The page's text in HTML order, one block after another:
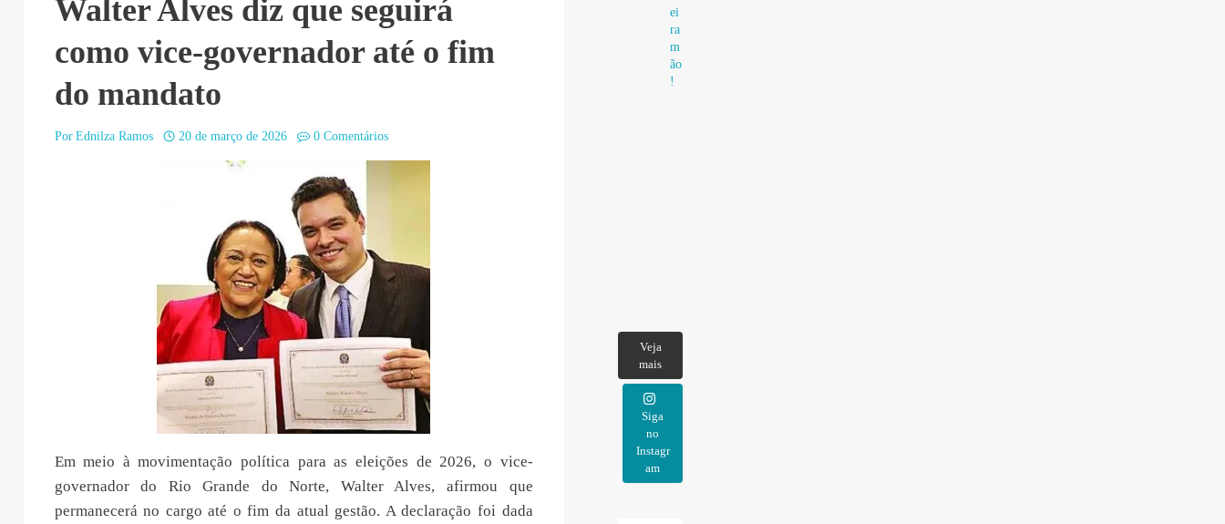
Walter Alves diz que seguirá
como vice-governador até o fim
do mandato
Por Ednilza Ramos 20 de março de 2026 0 Comentários
Em meio à movimentação política para as eleições de 2026, o vice-
governador do Rio Grande do Norte, Walter Alves, afirmou que
permanecerá no cargo até o fim da atual gestão. A declaração foi dada
ei
ra
m
ão
!
Veja
mais
Siga
no
Instagr
am